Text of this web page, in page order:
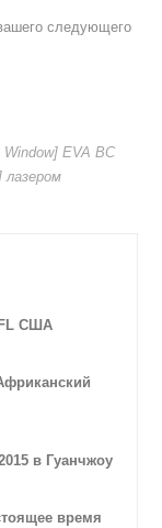
следующего
Window]EVA ВС
лазером
FL США
в Гуанчжоу
время